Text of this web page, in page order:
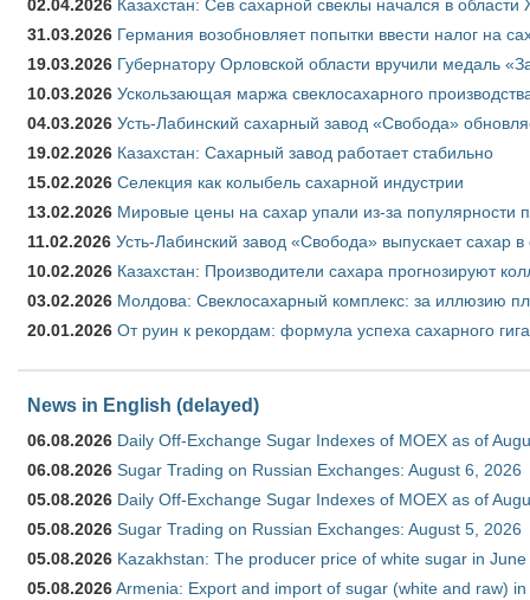
02.04.2026 Казахстан: Сев сахарной свеклы начался в области
31.03.2026 Германия возобновляет попытки ввести налог на
19.03.2026 Губернатору Орловской области вручили медаль
10.03.2026 Ускользающая маржа свеклосахарного
04.03.2026 Усть-Лабинский сахарный завод «Свобода»
19.02.2026 Казахстан: Сахарный завод работает стабильно
15.02.2026 Селекция как колыбель сахарной индустрии
13.02.2026 Мировые цены на сахар упали из-за популярности
11.02.2026 Усть-Лабинский завод «Свобода» выпускает сахар в
10.02.2026 Казахстан: Производители сахара прогнозируют
03.02.2026 Молдова: Свеклосахарный комплекс: за иллюзию
20.01.2026 От руин к рекордам: формула успеха сахарного
News in English (delayed)
06.08.2026 Daily Off-Exchange Sugar Indexes of MOEX as of
06.08.2026 Sugar Trading on Russian Exchanges: August 6, 2026
05.08.2026 Daily Off-Exchange Sugar Indexes of MOEX as of
05.08.2026 Sugar Trading on Russian Exchanges: August 5, 2026
05.08.2026 Kazakhstan: The producer price of white sugar in
05.08.2026Armenia: Export and import of sugar (white and raw)